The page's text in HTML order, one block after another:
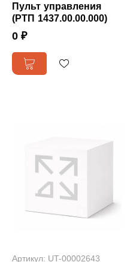
Пульт управления
(РТП 1437.00.00.000)
0 ₽
Артикул: UT-00002643